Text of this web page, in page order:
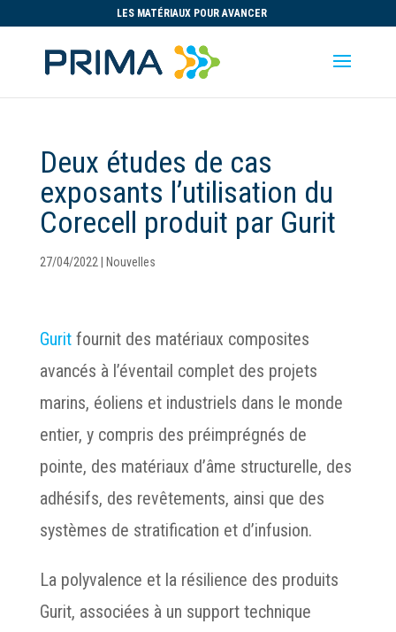
LES MATÉRIAUX POUR AVANCER
Deux études de cas
exposants l’utilisation du
Corecell produit par Gurit
27/04/2022 Nouvelles
Guritfournit des matériaux composites
avancés à l’éventail complet des projets
marins, éoliens et industriels dans le monde
entier, y compris des préimprégnés de
pointe, des matériaux d’âme structurelle, des
adhésifs, des revêtements, ainsi que des
systèmes de stratification et d’infusion.
La polyvalence et la résilience des produits
Gurit, associées à un support technique